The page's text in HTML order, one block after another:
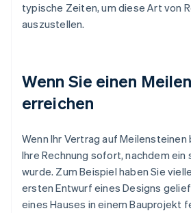
typische Zeiten, um diese Art von
auszustellen.
Wenn Sie einen
erreichen
Wenn Ihr Vertrag auf
Ihre Rechnung sofort, nachdem
wurde. Zum Beispiel haben Sie
ersten Entwurf eines Designs
eines Hauses in einem Bauprojekt